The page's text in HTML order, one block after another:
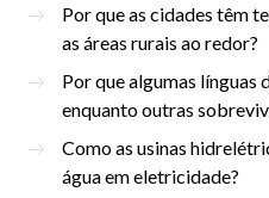
Por que as cidades têm
as áreas rurais ao redor?
Por que algumas
enquanto outras
Como as usinas
água em eletricidade?